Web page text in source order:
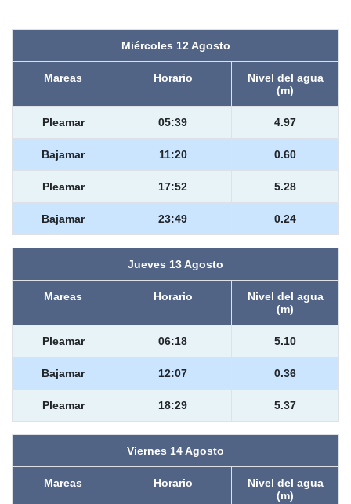
Miércoles 12 Agosto
Mareas Horario
Nivel del agua
(m)
Pleamar 05:39 4.97
Bajamar 11:20 0.60
Pleamar 17:52 5.28
Bajamar 23:49 0.24
Jueves 13 Agosto
Mareas Horario
Nivel del agua
(m)
Pleamar 06:18 5.10
Bajamar 12:07 0.36
Pleamar 18:29 5.37
Viernes 14 Agosto
Mareas Horario
Nivel del agua
(m)